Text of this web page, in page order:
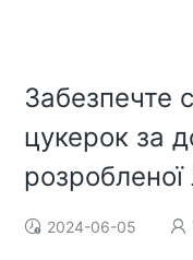
Забезпечте
цукерок за
розробленої
2024-06-05